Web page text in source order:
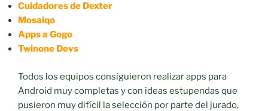
Cuidadores de Dexter
Mosaiqo
Apps a Gogo
Twinone Devs
Todos los equipos consiguieron realizar apps para
Android muy completas y con ideas estupendas que
pusieron muy difícil la selección por parte del jurado,